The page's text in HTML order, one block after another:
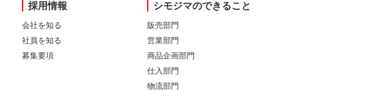
採用情報
会社を知る
社員を知る
募集要項
シモジマのできること
販売部門
営業部門
商品企画部門
仕入部門
物流部門